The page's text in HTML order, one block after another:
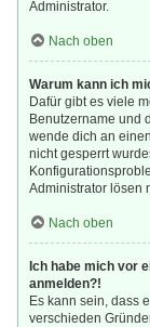
Administrator.
Nach oben
Warum kann ich
Dafür gibt es viele
Benutzername und
wende dich an
nicht gesperrt
Administrator lösen
Nach oben
Ich habe mich vor
anmelden?!
Es kann sein, dass
verschieden